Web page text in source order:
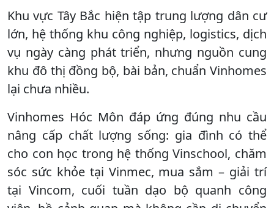
Khu vực Tây Bắc hiện tập trung lượng dân cư
lớn, hệ thống khu công nghiệp, logistics, dịch
vụ ngày càng phát triển, nhưng nguồn cung
khu đô thị đồng bộ, bài bản, chuẩn Vinhomes
lại chưa nhiều.
Vinhomes Hóc Môn đáp ứng đúng nhu cầu
nâng cấp chất lượng sống: gia đình có thể
cho con học trong hệ thống Vinschool, chăm
sóc sức khỏe tại Vinmec, mua sắm – giải trí
tại Vincom, cuối tuần dạo bộ quanh công